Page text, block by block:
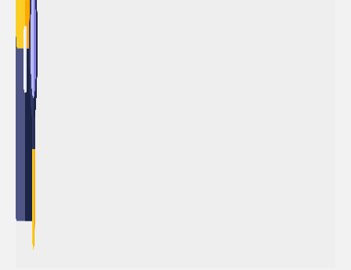
การประเมินคุณธรรมและความโปร่งใส
(ITA)